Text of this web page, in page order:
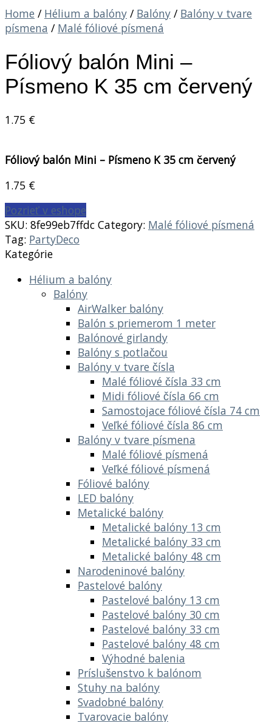
Home / Hélium a balóny / Balóny / Balóny v tvare
písmena / Malé fóliové písmená
Fóliový balón Mini –
Písmeno K 35 cm červený
1.75 €
Fóliový balón Mini – Písmeno K 35 cm červený
1.75 €
Pozrieť v eshope
SKU: 8fe99eb7ffdc Category: Malé fóliové písmená
Tag: PartyDeco
Kategórie
Hélium a balóny
Balóny
AirWalker balóny
Balón s priemerom 1 meter
Balónové girlandy
Balóny s potlačou
Balóny v tvare čísla
Malé fóliové čísla 33 cm
Midi fóliové čísla 66 cm
Samostojace fóliové čísla 74 cm
Veľké fóliové čísla 86 cm
Balóny v tvare písmena
Malé fóliové písmená
Veľké fóliové písmená
Fóliové balóny
LED balóny
Metalické balóny
Metalické balóny 13 cm
Metalické balóny 33 cm
Metalické balóny 48 cm
Narodeninové balóny
Pastelové balóny
Pastelové balóny 13 cm
Pastelové balóny 30 cm
Pastelové balóny 33 cm
Pastelové balóny 48 cm
Výhodné balenia
Príslušenstvo k balónom
Stuhy na balóny
Svadobné balóny
Tvarovacie balóny